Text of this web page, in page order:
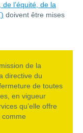
l’équité, de la
doivent être mises
de la
directive du
de toutes
en vigueur
qu’elle offre